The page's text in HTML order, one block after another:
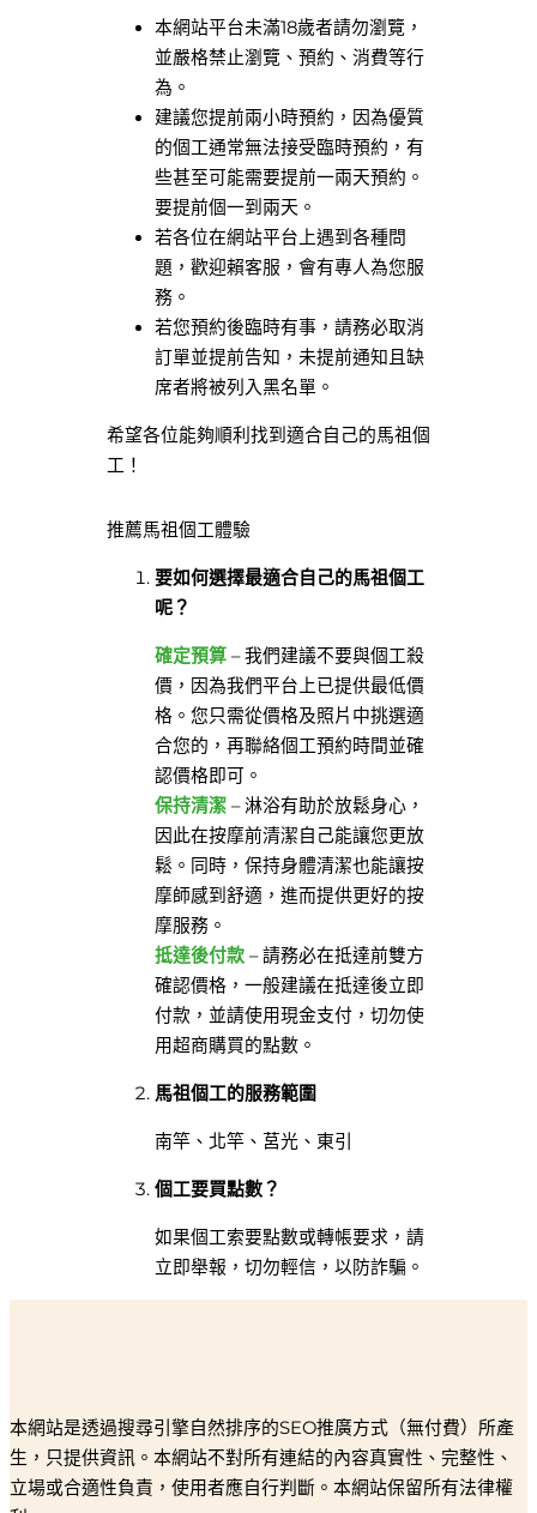
本網站平台未滿18歲者請勿瀏覽，
並嚴格禁止瀏覽、預約、消費等行
為。
建議您提前兩小時預約，因為優質
的個工通常無法接受臨時預約，有
些甚至可能需要提前一兩天預約。
要提前個一到兩天。
若各位在網站平台上遇到各種問
題，歡迎賴客服，會有專人為您服
務。
若您預約後臨時有事，請務必取消
訂單並提前告知，未提前通知且缺
席者將被列入黑名單。
希望各位能夠順利找到適合自己的馬祖個
工！
推薦馬祖個工體驗
要如何選擇最適合自己的馬祖個工
呢？
確定預算– 我們建議不要與個工殺
價，因為我們平台上已提供最低價
格。您只需從價格及照片中挑選適
合您的，再聯絡個工預約時間並確
認價格即可。
保持清潔– 淋浴有助於放鬆身心，
因此在按摩前清潔自己能讓您更放
鬆。同時，保持身體清潔也能讓按
摩師感到舒適，進而提供更好的按
摩服務。
抵達後付款– 請務必在抵達前雙方
確認價格，一般建議在抵達後立即
付款，並請使用現金支付，切勿使
用超商購買的點數。
馬祖個工的服務範圍
南竿、北竿、莒光、東引
個工要買點數？
如果個工索要點數或轉帳要求，請
立即舉報，切勿輕信，以防詐騙。
本網站是透過搜尋引擎自然排序的SEO推廣方式（無付費）所產
生，只提供資訊。本網站不對所有連結的內容真實性、完整性、
立場或合適性負責，使用者應自行判斷。本網站保留所有法律權